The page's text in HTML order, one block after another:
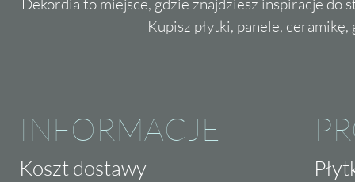
Dekordia to miejsce, gdzie znajdziesz inspiracje do
Kupisz płytki, panele,
INFORMACJE
Koszt dostawy